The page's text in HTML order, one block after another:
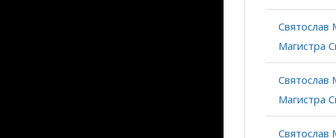
Святослав
Магистра
Святослав
Магистра
Святослав